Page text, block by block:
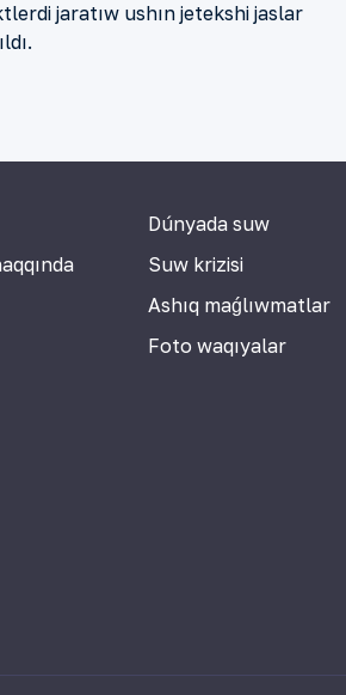
erdi jaratıw ushın jetekshi jaslar
ıldı.
Dúnyada suw
Suw krizisi
Ashıq maǵlıwmatlar
Foto waqıyalar